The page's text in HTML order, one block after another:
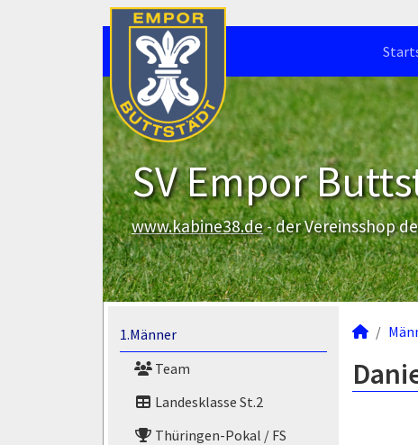
SV Empor
www.kabine38.de- der Vereinsshop
1.Männer
Team
Landesklasse St.2
Thüringen-Pokal / FS